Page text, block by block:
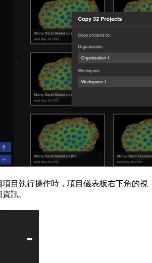
目執行操作時，項目儀表板右下角的視
訊。